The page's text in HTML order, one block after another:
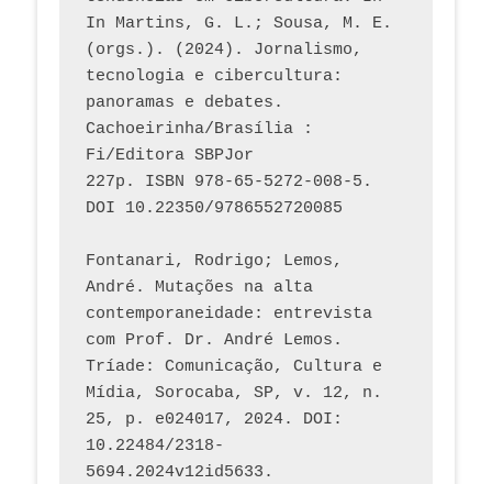
In Martins, G. L.; Sousa, M. E.
(orgs.). (2024). Jornalismo,
tecnologia e cibercultura:
panoramas e debates.
Cachoeirinha/Brasília :
Fi/Editora SBPJor
227p. ISBN 978-65-5272-008-5.
DOI 10.22350/9786552720085
Fontanari, Rodrigo; Lemos,
André. Mutações na alta
contemporaneidade: entrevista
com Prof. Dr. André Lemos.
Tríade: Comunicação, Cultura e
Mídia, Sorocaba, SP, v. 12, n.
25, p. e024017, 2024. DOI:
10.22484/2318-
5694.2024v12id5633.